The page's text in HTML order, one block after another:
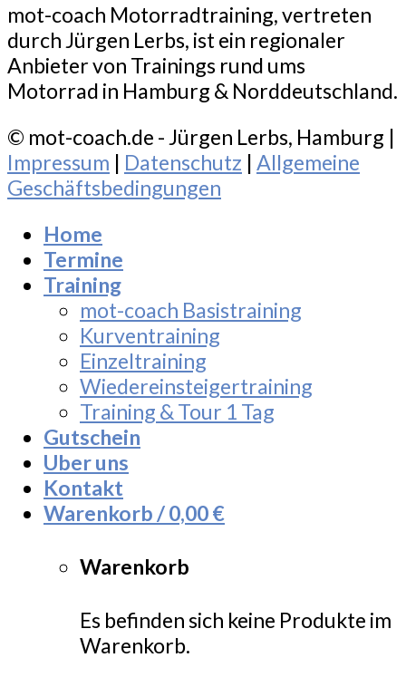
mot-coach Motorradtraining, vertreten
durch Jürgen Lerbs, ist ein regionaler
Anbieter von Trainings rund ums
Motorrad in Hamburg & Norddeutschland.
© mot-coach.de - Jürgen Lerbs, Hamburg |
Impressum | Datenschutz | Allgemeine
Geschäftsbedingungen
Home
Termine
Training
mot-coach Basistraining
Kurventraining
Einzeltraining
Wiedereinsteigertraining
Training & Tour 1 Tag
Gutschein
Uber uns
Kontakt
Warenkorb /0,00€
Warenkorb
Es befinden sich keine Produkte im
Warenkorb.